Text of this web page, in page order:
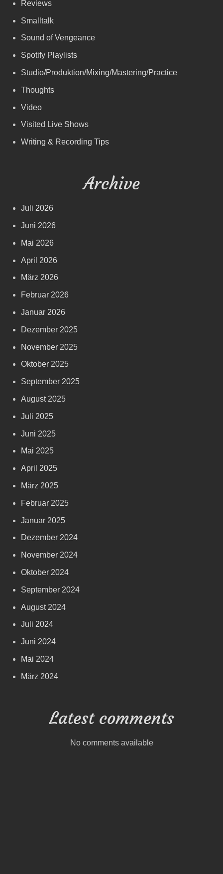
Reviews
Smalltalk
Sound of Vengeance
Spotify Playlists
Studio/Produktion/Mixing/Mastering/Practice
Thoughts
Video
Visited Live Shows
Writing & Recording Tips
Archive
Juli 2026
Juni 2026
Mai 2026
April 2026
März 2026
Februar 2026
Januar 2026
Dezember 2025
November 2025
Oktober 2025
September 2025
August 2025
Juli 2025
Juni 2025
Mai 2025
April 2025
März 2025
Februar 2025
Januar 2025
Dezember 2024
November 2024
Oktober 2024
September 2024
August 2024
Juli 2024
Juni 2024
Mai 2024
März 2024
Latest comments
No comments available